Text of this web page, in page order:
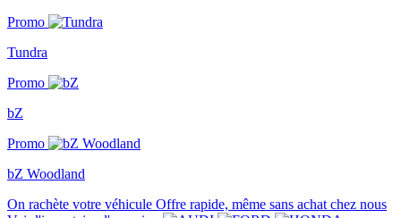
Promo
Tundra
Promo
bZ
Promo
bZ Woodland
On rachète votre véhicule Offre rapide, même sans achat chez nous